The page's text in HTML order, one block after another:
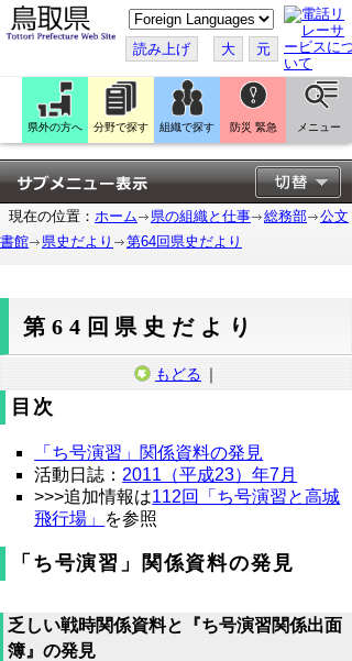
こ
の
ペ
ー
ジ
翻
訳
す
る
読み上げ 大 元
県外の方へ 分野で探す 組織で探す 防災 緊急 メニュー
現在の位置： ホーム 県の組織と仕事 総務部
公文
書館
県史だより 第64回県史だより
第64回県史だより
もどる ｜
目次
「ち号演習」関係資料の発見
活動日誌： 2011（平成23）年7月
>>>追加情報は112回「ち号演習と高城
飛行場」
を参照
「ち号演習」関係資料の発見
乏しい戦時関係資料と『ち号演習関係出面
簿』の発見